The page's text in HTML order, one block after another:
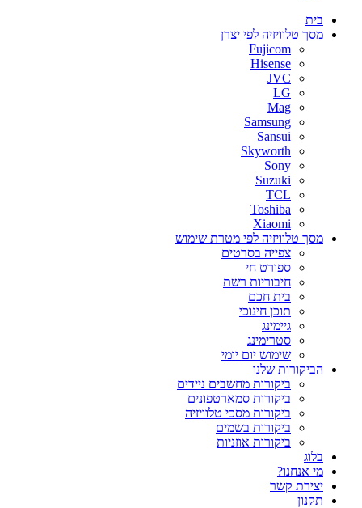
בית
מסך טלוויזיה לפי יצרן
Fujicom
Hisense
JVC
LG
Mag
Samsung
Sansui
Skyworth
Sony
Suzuki
TCL
Toshiba
Xiaomi
מסך טלוויזיה לפי מטרת שימוש
צפייה בסרטים
ספורט חי
חיבוריות רשת
בית חכם
תוכן חינוכי
גיימינג
סטרימינג
שימוש יום יומי
הביקורות שלנו
ביקורות מחשבים ניידים
ביקורות סמארטפונים
ביקורות מסכי טלוויזיה
ביקורות בשמים
ביקורות אוזניות
בלוג
מי אנחנו?
יצירת קשר
תקנון